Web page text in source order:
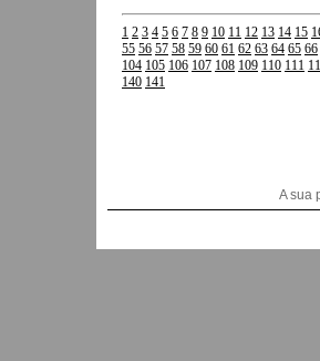
1 2 3 4 5 6 7 8 9 10 11 12 13 14 15
55 56 57 58 59 60 61 62 63 64 65 66
104 105 106 107 108 109 110 111
140 141
A sua